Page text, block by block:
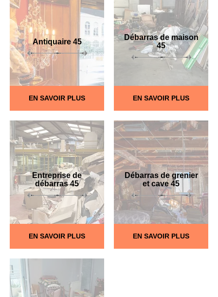
Antiquaire 45
EN SAVOIR PLUS
Débarras de maison
45
EN SAVOIR PLUS
Entreprise de
débarras 45
EN SAVOIR PLUS
Débarras de grenier
et cave 45
EN SAVOIR PLUS